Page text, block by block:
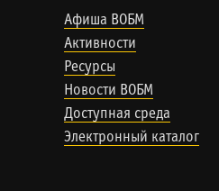
Афиша ВОБМ
Активности
Ресурсы
Новости ВОБМ
Доступная среда
Электронный каталог